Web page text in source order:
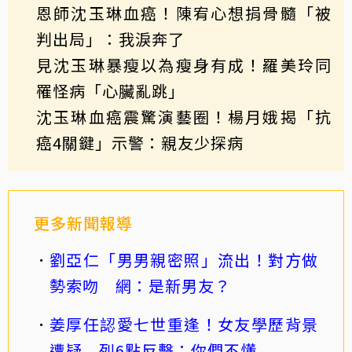
恩師沈玉琳血癌！陳宥心想捐骨髓「被
判出局」：我淚奔了
見沈玉琳暴瘦以為瘦身有成！羅美玲同
罹怪病「心臟亂跳」
沈玉琳血癌震驚演藝圈！楊月娥揭「抗
癌4關鍵」示警：親友少探病
更多新聞報導
劉亞仁「男男親密照」流出！對方做
勢索吻 網：是新男友？
姜厚任認愛七世重逢！女友學歷背景